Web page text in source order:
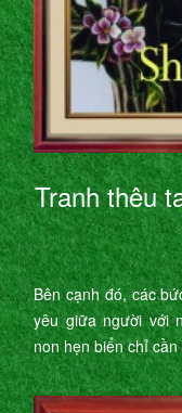
Tranh thêu
Bên cạnh đó, các
yêu giữa người với
non hẹn biển chỉ